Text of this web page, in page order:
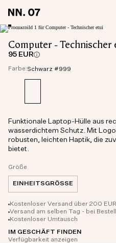
Computer - Technischer
95 EUR
Farbe:Schwarz #999
Größe
EINHEITSGRÖSSE
Kostenloser Versand über 200
Versand am selben Tag - bei
Kostenloser Umtausch
IM GESCHÄFT FINDEN
Verfügbarkeit anzeigen
Funktionale Laptop-Hülle aus
wasserdichtem Schutz. Mit
robusten, leichten Haptik, die
bietet.